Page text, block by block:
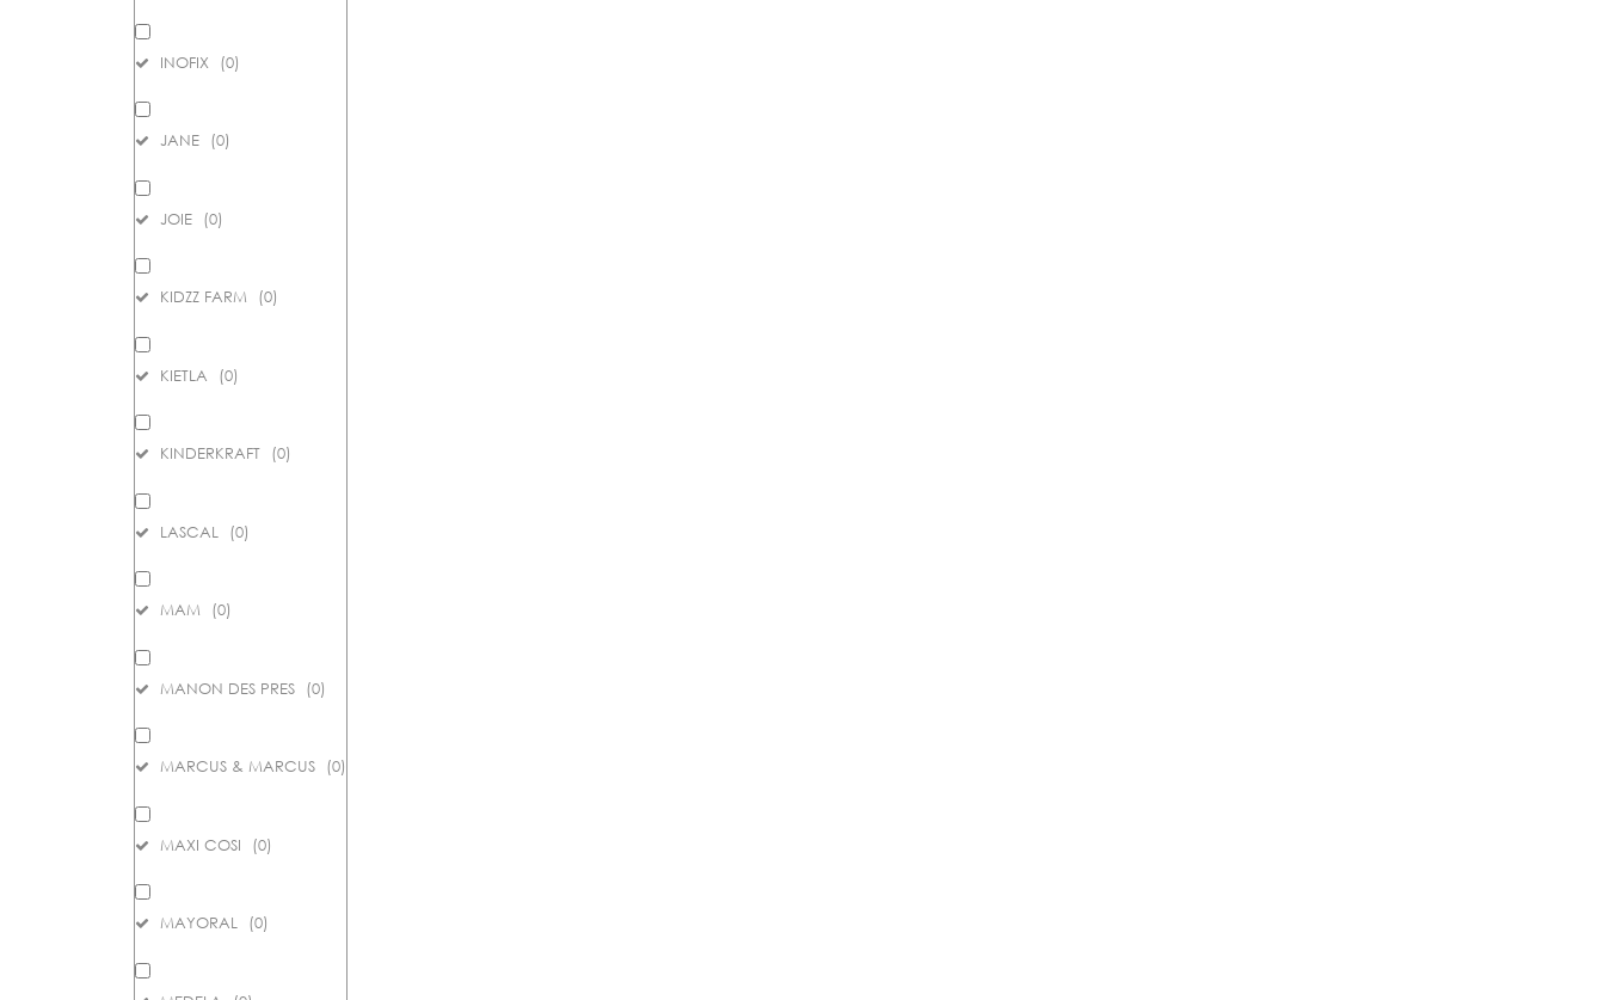
INOFIX (0)
JANE (0)
JOIE (0)
KIDZZ FARM (0)
KIETLA (0)
KINDERKRAFT (0)
LASCAL (0)
MAM (0)
MANON DES PRES (0)
MARCUS & MARCUS (0)
MAXI COSI (0)
MAYORAL (0)